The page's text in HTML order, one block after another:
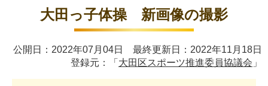
大田っ子体操 新画像の撮影
公開日：2022年07月04日 最終更新日：2022年11月18日
登録元：「 大田区スポーツ推進委員協議会 」